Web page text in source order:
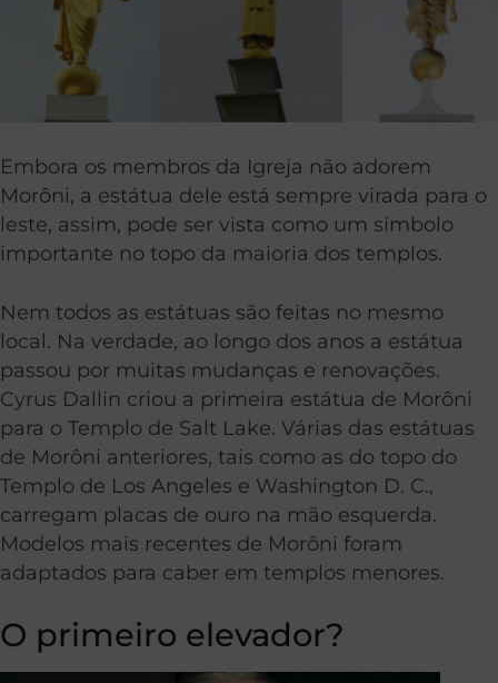
Embora os membros da Igreja não adorem
Morôni, a estátua dele está sempre virada para o
leste, assim, pode ser vista como um símbolo
importante no topo da maioria dos templos.
Nem todos as estátuas são feitas no mesmo
local. Na verdade, ao longo dos anos a estátua
passou por muitas mudanças e renovações.
Cyrus Dallin criou a primeira estátua de Morôni
para o Templo de Salt Lake. Várias das estátuas
de Morôni anteriores, tais como as do topo do
Templo de Los Angeles e Washington D. C.,
carregam placas de ouro na mão esquerda.
Modelos mais recentes de Morôni foram
adaptados para caber em templos menores.
O primeiro elevador?